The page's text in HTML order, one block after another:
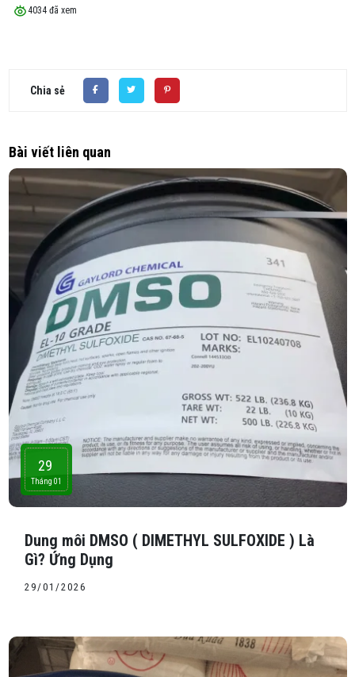
4034 đã xem
Chia sẻ
Bài viết liên quan
29
Tháng 01
Dung môi DMSO ( DIMETHYL SULFOXIDE ) Là
Gì? Ứng Dụng
29/01/2026